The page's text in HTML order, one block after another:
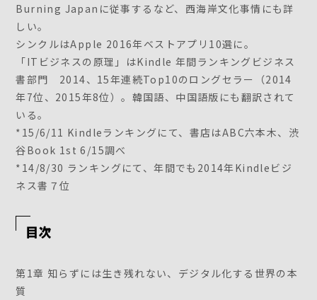
Burning Japanに従事するなど、西海岸文化事情にも詳
しい。
シンクルはApple 2016年ベストアプリ10選に。
「ITビジネスの原理」はKindle 年間ランキングビジネス
書部門 2014、15年連続Top10のロングセラー（2014
年7位、2015年8位）。韓国語、中国語版にも翻訳されて
いる。
*15/6/11 Kindleランキングにて、書店はABC六本木、渋
谷Book 1st 6/15調べ
*14/8/30 ランキングにて、年間でも2014年Kindleビジ
ネス書７位
目次
第1章 知らずには生き残れない、デジタル化する世界の本
質